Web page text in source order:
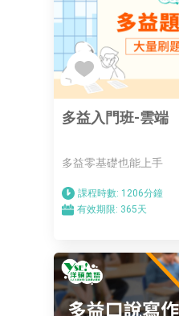
多益入門班-雲端
多益零基礎也能上手
課程時數: 1206分鐘
有效期限: 365天